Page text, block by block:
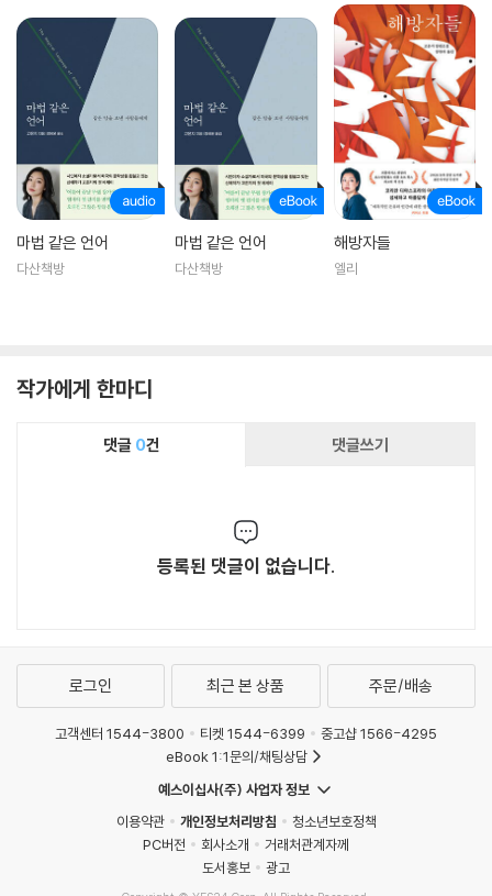
마법 같은 언어
다산책방
마법 같은 언어
다산책방
해방자들
엘리
작가에게 한마디
댓글 0건 댓글쓰기
등록된 댓글이 없습니다.
로그인 최근 본 상품 주문/배송
고객센터 1544-3800 티켓 1544-6399
중고샵 1566-4295
eBook 1:1문의/채팅상담
예스이십사(주) 사업자 정보
이용약관
개인정보처리방침
청소년보호정책
PC버전
회사소개
거래처관계자께
도서홍보
광고